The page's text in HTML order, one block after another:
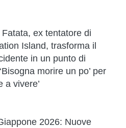
Fatata, ex tentatore di
Island, trasforma il
in un punto di
morire un po’ per
a vivere’
2026: Nuove